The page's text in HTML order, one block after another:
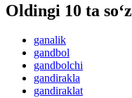
Oldingi 10 ta so‘z
ganalik
gandbol
gandbolchi
gandirakla
gandiraklat